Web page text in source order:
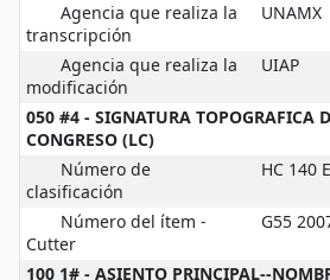
Agencia que realiza la
transcripción
UNAMX
Agencia que realiza la
modificación
UIAP
050 #4 - SIGNATURA TOPOGRAFICA
CONGRESO (LC)
Número de
clasificación
HC 140
Número del ítem -
Cutter
G55
100 1# - ASIENTO PRINCIPAL--